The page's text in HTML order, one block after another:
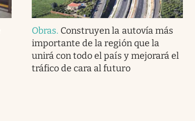
Obras. Construyen la autovía más
importante de la región que la
unirá con todo el país y mejorará el
tráfico de cara al futuro